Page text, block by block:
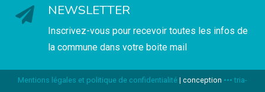
NEWSLETTER
Inscrivez-vous pour recevoir toutes les infos de
la commune dans votre boite mail
Mentions légales et politique de confidentialité | conception ••• tria-